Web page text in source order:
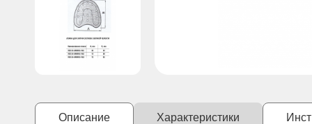
Описание Характеристики